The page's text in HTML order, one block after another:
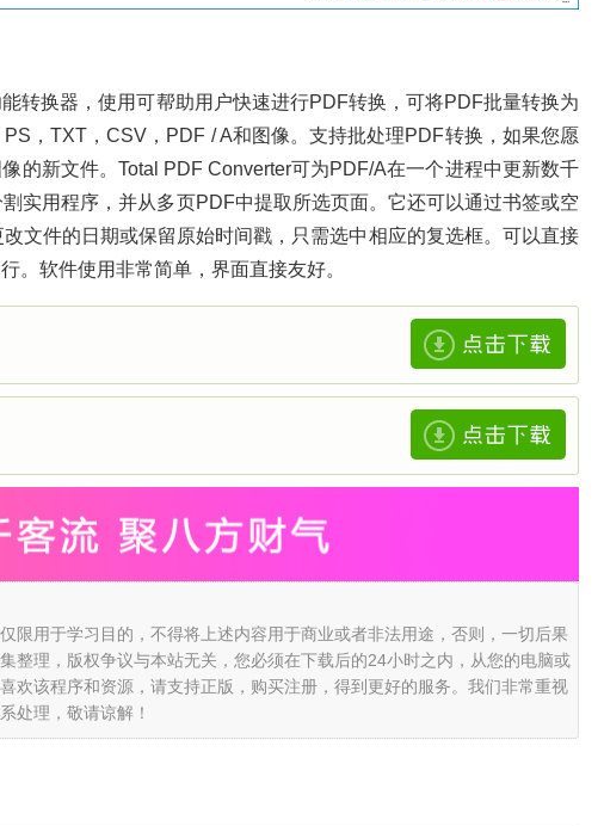
转换器，使用可帮助用户快速进行PDF转换，可将PDF批量转换为
，TXT，CSV，PDF / A和图像。支持批处理PDF转换，如果您愿
的新文件。Total PDF Converter可为PDF/A在一个进程中更新数千
实用程序，并从多页PDF中提取所选页面。它还可以通过书签或空
文件的日期或保留原始时间戳，只需选中相应的复选框。可以直接
。软件使用非常简单，界面直接友好。
限用于学习目的，不得将上述内容用于商业或者非法用途，否则，一切后果
整理，版权争议与本站无关，您必须在下载后的24小时之内，从您的电脑或
欢该程序和资源，请支持正版，购买注册，得到更好的服务。我们非常重视
处理，敬请谅解！